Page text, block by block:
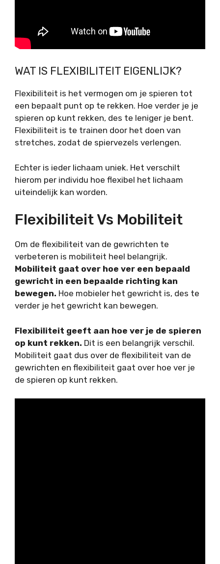
WAT IS FLEXIBILITEIT EIGENLIJK?
Flexibiliteit is het vermogen om je spieren tot
een bepaalt punt op te rekken. Hoe verder je je
spieren op kunt rekken, des te leniger je bent.
Flexibiliteit is te trainen door het doen van
stretches, zodat de spiervezels verlengen.
Echter is ieder lichaam uniek. Het verschilt
hierom per individu hoe flexibel het lichaam
uiteindelijk kan worden.
Flexibiliteit Vs Mobiliteit
Om de flexibiliteit van de gewrichten te
verbeteren is mobiliteit heel belangrijk.
Mobiliteit gaat over hoe ver een bepaald
gewricht in een bepaalde richting kan
bewegen. Hoe mobieler het gewricht is, des te
verder je het gewricht kan bewegen.
Flexibiliteit geeft aan hoe ver je de spieren
op kunt rekken. Dit is een belangrijk verschil.
Mobiliteit gaat dus over de flexibiliteit van de
gewrichten en flexibiliteit gaat over hoe ver je
de spieren op kunt rekken.